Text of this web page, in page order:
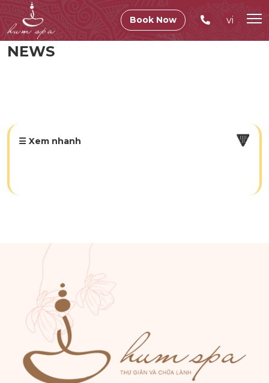
Book Now vi
NEWS
☰ Xem nhanh 🔻